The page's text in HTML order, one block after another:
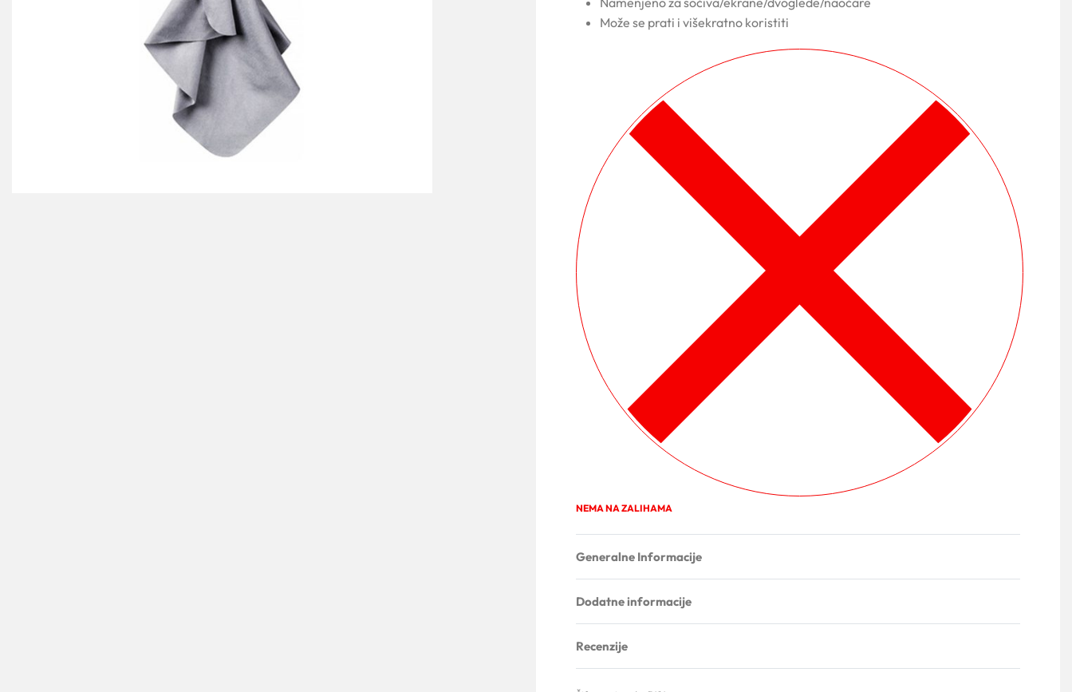
Može se prati i višekratno koristiti
NEMA NA ZALIHAMA
Generalne Informacije
Dodatne informacije
Recenzije